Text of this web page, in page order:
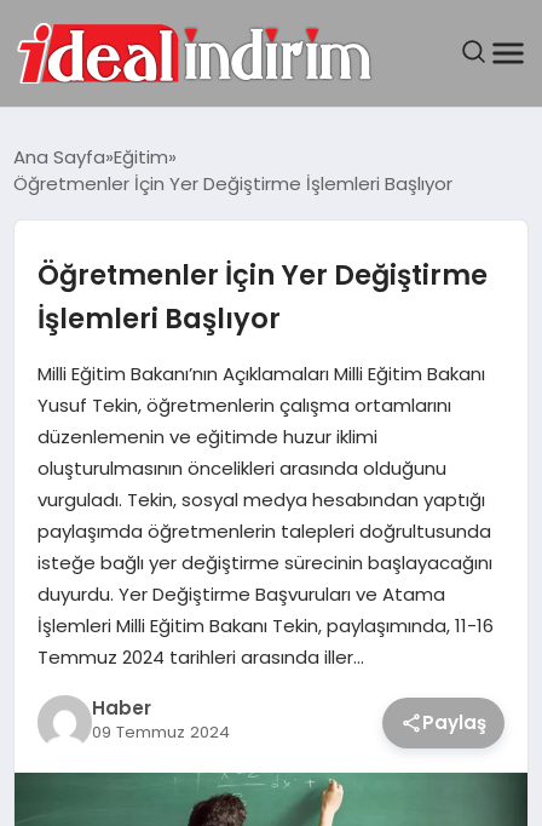
BILGISAYAR
DÜNYA
SEYAHAT
TEKNOLOJI
YAŞAM
Ana Sayfa Eğitim
Öğretmenler İçin Yer Değiştirme İşlemleri Başlıyor
Öğretmenler İçin Yer Değiştirme
İşlemleri Başlıyor
Milli Eğitim Bakanı’nın Açıklamaları Milli Eğitim Bakanı
Yusuf Tekin, öğretmenlerin çalışma ortamlarını
düzenlemenin ve eğitimde huzur iklimi
oluşturulmasının öncelikleri arasında olduğunu
vurguladı. Tekin, sosyal medya hesabından yaptığı
paylaşımda öğretmenlerin talepleri doğrultusunda
isteğe bağlı yer değiştirme sürecinin başlayacağını
duyurdu. Yer Değiştirme Başvuruları ve Atama
İşlemleri Milli Eğitim Bakanı Tekin, paylaşımında, 11-16
Temmuz 2024 tarihleri arasında iller…
Haber
09 Temmuz 2024 Paylaş